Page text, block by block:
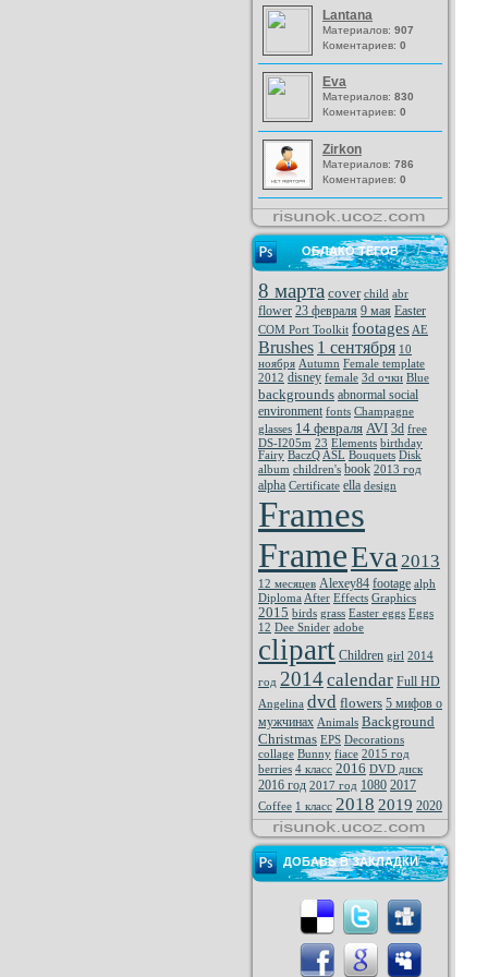
Lantana
Материалов: 907
Коментариев: 0
Eva
Материалов: 830
Коментариев: 0
Zirkon
Материалов: 786
Коментариев: 0
ОБЛАКО ТЕГОВ
8 марта cover child abr
flower 23 февраля 9 мая Easter
COM Port Toolkit footages AE
Brushes 1 сентября 10
ноября Autumn Female template
2012 disney female 3d очки Blue
backgrounds abnormal social
environment fonts Champagne
glasses 14 февраля AVI 3d free
DS-I205m 23 Elements birthday
Fairy BaczQ ASL Bouquets Disk
album children's book 2013 год
alpha Certificate ella design
Frames
FrameEva 2013
12 месяцев Alexey84 footage alph
Diploma After Effects Graphics
2015 birds grass Easter eggs Eggs
12 Dee Snider adobe
clipart Children girl 2014
год 2014calendar Full HD
Angelina dvd flowers 5 мифов о
мужчинах Animals Background
Christmas EPS Decorations
collage Bunny fiace 2015 год
berries 4 класс 2016 DVD диск
2016 год 2017 год 1080 2017
Coffee 1 класс 2018 2019 2020
ДОБАВЬ В ЗАКЛАДКИ